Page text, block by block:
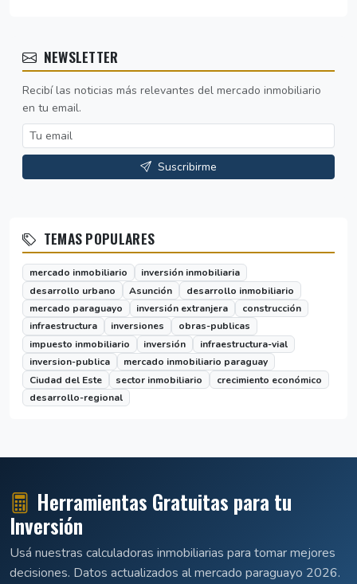
NEWSLETTER
Recibí las noticias más relevantes del mercado inmobiliario
en tu email.
Suscribirme
TEMAS POPULARES
mercado inmobiliario
inversión inmobiliaria
desarrollo urbano
Asunción
desarrollo inmobiliario
mercado paraguayo
inversión extranjera
construcción
infraestructura
inversiones
obras-publicas
impuesto inmobiliario
inversión
infraestructura-vial
inversion-publica
mercado inmobiliario paraguay
Ciudad del Este
sector inmobiliario
crecimiento económico
desarrollo-regional
Herramientas Gratuitas para tu
Inversión
Usá nuestras calculadoras inmobiliarias para tomar mejores
decisiones. Datos actualizados al mercado paraguayo 2026.